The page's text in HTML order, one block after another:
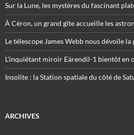
Sur la Lune, les mystères du fascinant
À Céron, un grand gîte accueille les
Le télescope James Webb nous dévoile
L’inquiétant miroir Eärendil-1 bientôt en
Insolite : la Station spatiale du côté de
ARCHIVES